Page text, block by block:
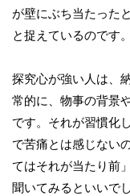
が壁にぶち当たった
と捉えているのです。
探究心が強い人は、
常的に、物事の背景
です。それが習慣化
で苦痛とは感じない
てはそれが当たり前
聞いてみるといいでし